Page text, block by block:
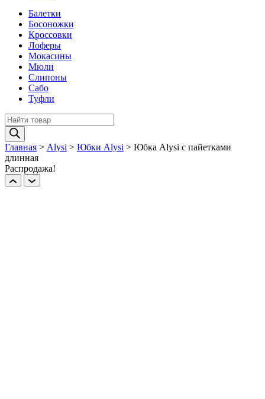
Балетки
Босоножки
Кроссовки
Лоферы
Мокасины
Мюли
Слипоны
Сабо
Туфли
Поиск
товаров
Главная > Alysi > Юбки Alysi > Юбка Alysi с пайетками
длинная
Распродажа!